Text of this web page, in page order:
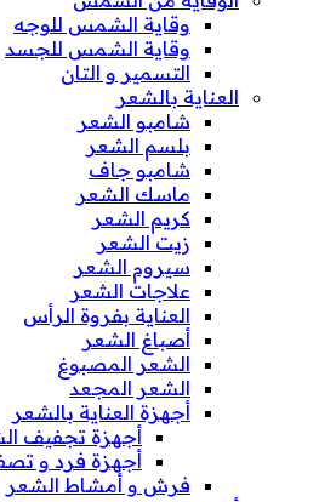
وقاية الشمس للوجه
وقاية الشمس للجسد
التسمير و التان
العناية بالشعر
شامبو الشعر
بلسم الشعر
شامبو جاف
ماسك الشعر
كريم الشعر
زيت الشعر
سيروم الشعر
علاجات الشعر
العناية بفروة الرأس
أصباغ الشعر
الشعر المصبوغ
الشعر المجعد
أجهزة العناية بالشعر
أجهزة تجفيف
أجهزة فرد و
فرش و أمشاط الشعر